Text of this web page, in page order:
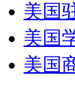
美国
美国
美国